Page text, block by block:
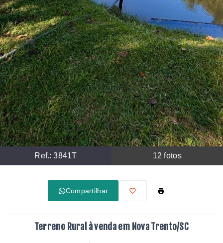
Ref.:3841T 12 fotos
Compartilhar
Terreno Rural à venda em Nova Trento/SC